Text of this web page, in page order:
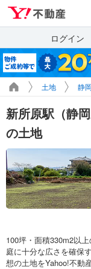
ログイン
土地 静
新所原駅（静
の土地
100坪・面積330m2以
庭に十分な広さを確保
想の土地をYahoo!不動